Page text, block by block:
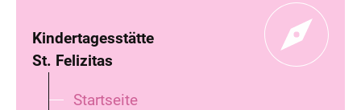
Kindertagesstätte
St. Felizitas
Startseite